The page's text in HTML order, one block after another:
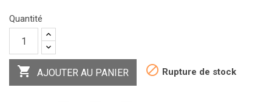
Quantité
 AJOUTER AU PANIER  Rupture de stock